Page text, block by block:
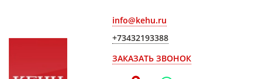
info@kehu.ru
+73432193388
ЗАКАЗАТЬ ЗВОНОК